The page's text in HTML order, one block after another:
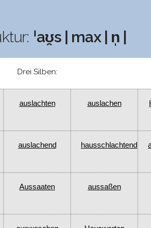
ˈaʊ̯s | max | n̩ |
Drei Silben:
auslachten auslachen
auslachend hausschlachtend
Aussaaten aussaßen